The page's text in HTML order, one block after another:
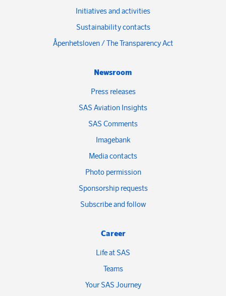
Initiatives and activities
Sustainability contacts
Åpenhetsloven / The Transparency Act
Newsroom
Press releases
SAS Aviation Insights
SAS Comments
Imagebank
Media contacts
Photo permission
Sponsorship requests
Subscribe and follow
Career
Life at SAS
Teams
Your SAS Journey